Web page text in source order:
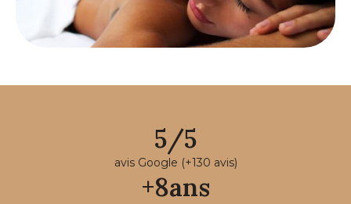
5/5
avis Google (+130 avis)
+8ans